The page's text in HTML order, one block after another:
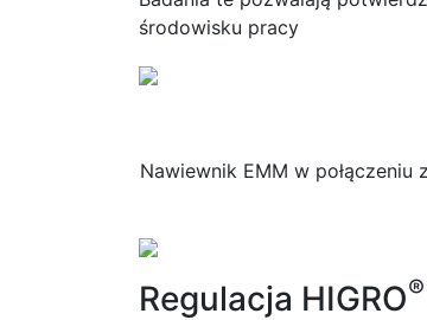
środowisku pracy
Nawiewnik EMM w
Regulacja HIGRO®